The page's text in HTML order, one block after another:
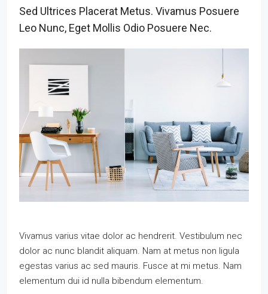
Sed Ultrices Placerat Metus. Vivamus Posuere
Leo Nunc, Eget Mollis Odio Posuere Nec.
Vivamus varius vitae dolor ac hendrerit. Vestibulum nec
dolor ac nunc blandit aliquam. Nam at metus non ligula
egestas varius ac sed mauris. Fusce at mi metus. Nam
elementum dui id nulla bibendum elementum.